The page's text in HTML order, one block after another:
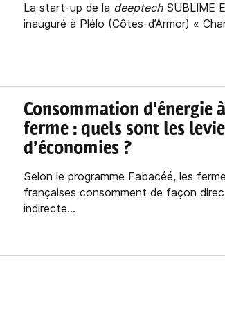
La start-up de la deeptechSUBLIME
inauguré à Plélo (Côtes-d’Armor) «
Consommation d'énergie
ferme : quels sont les
d’économies ?
Selon le programme Fabacéé, les
françaises consomment de façon
indirecte...